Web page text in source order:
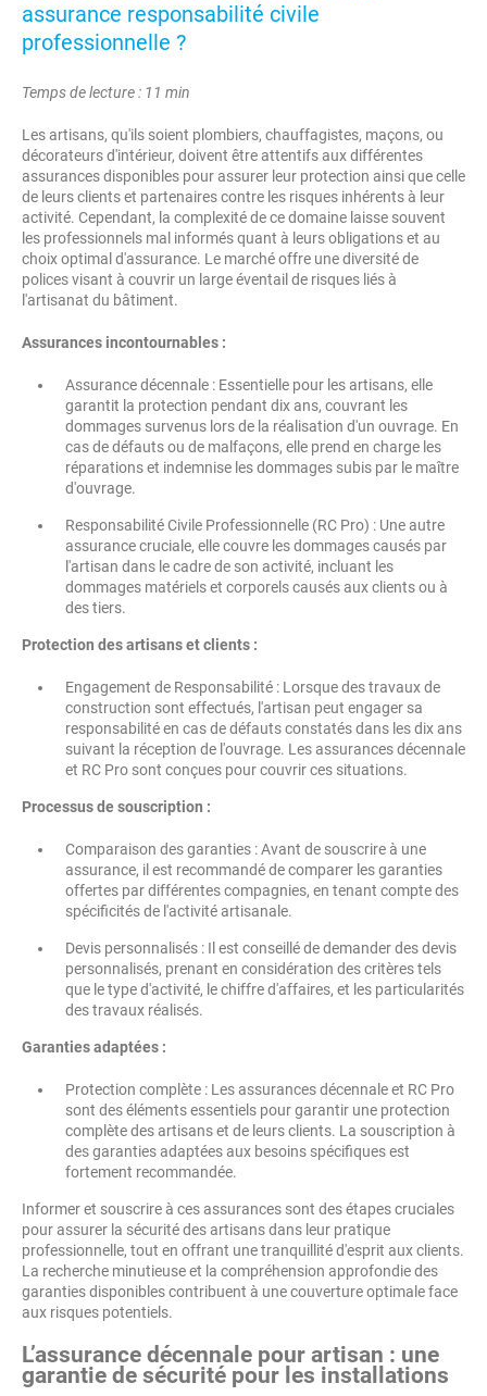
assurance responsabilité civile
professionnelle ?
Temps de lecture : 11 min
Les artisans, qu'ils soient plombiers, chauffagistes, maçons, ou
décorateurs d'intérieur, doivent être attentifs aux différentes
assurances disponibles pour assurer leur protection ainsi que celle
de leurs clients et partenaires contre les risques inhérents à leur
activité. Cependant, la complexité de ce domaine laisse souvent
les professionnels mal informés quant à leurs obligations et au
choix optimal d'assurance. Le marché offre une diversité de
polices visant à couvrir un large éventail de risques liés à
l'artisanat du bâtiment.
Assurances incontournables :
Assurance décennale : Essentielle pour les artisans, elle
garantit la protection pendant dix ans, couvrant les
dommages survenus lors de la réalisation d'un ouvrage. En
cas de défauts ou de malfaçons, elle prend en charge les
réparations et indemnise les dommages subis par le maître
d'ouvrage.
Responsabilité Civile Professionnelle (RC Pro) : Une autre
assurance cruciale, elle couvre les dommages causés par
l'artisan dans le cadre de son activité, incluant les
dommages matériels et corporels causés aux clients ou à
des tiers.
Protection des artisans et clients :
Engagement de Responsabilité : Lorsque des travaux de
construction sont effectués, l'artisan peut engager sa
responsabilité en cas de défauts constatés dans les dix ans
suivant la réception de l'ouvrage. Les assurances décennale
et RC Pro sont conçues pour couvrir ces situations.
Processus de souscription :
Comparaison des garanties : Avant de souscrire à une
assurance, il est recommandé de comparer les garanties
offertes par différentes compagnies, en tenant compte des
spécificités de l'activité artisanale.
Devis personnalisés : Il est conseillé de demander des devis
personnalisés, prenant en considération des critères tels
que le type d'activité, le chiffre d'affaires, et les particularités
des travaux réalisés.
Garanties adaptées :
Protection complète : Les assurances décennale et RC Pro
sont des éléments essentiels pour garantir une protection
complète des artisans et de leurs clients. La souscription à
des garanties adaptées aux besoins spécifiques est
fortement recommandée.
Informer et souscrire à ces assurances sont des étapes cruciales
pour assurer la sécurité des artisans dans leur pratique
professionnelle, tout en offrant une tranquillité d'esprit aux clients.
La recherche minutieuse et la compréhension approfondie des
garanties disponibles contribuent à une couverture optimale face
aux risques potentiels.
L’assurance décennale pour artisan : une
garantie de sécurité pour les installations